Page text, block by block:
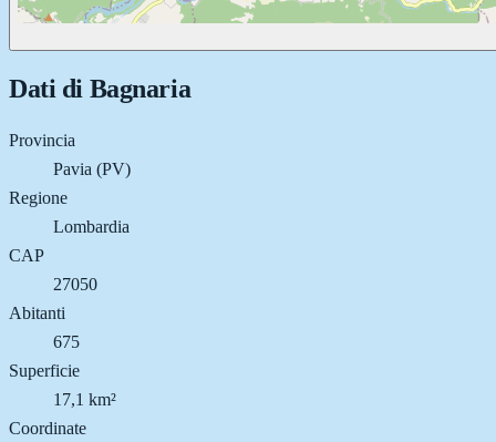
Dati di Bagnaria
Provincia
Pavia (PV)
Regione
Lombardia
CAP
27050
Abitanti
675
Superficie
17,1 km²
Coordinate